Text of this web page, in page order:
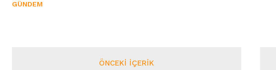
GÜNDEM
ÖNCEKI İÇERIK